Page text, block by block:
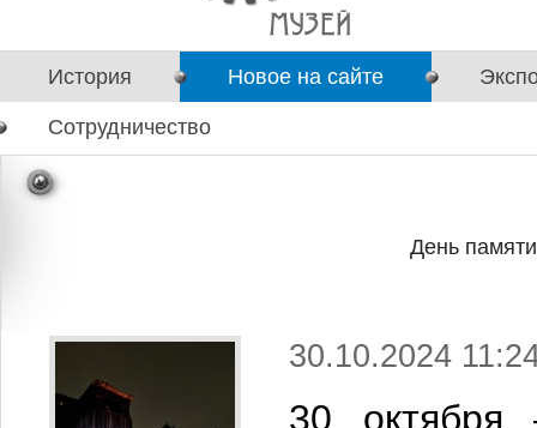
История Новое на сайте
Сотрудничество
День
30.10.2024
30 октября